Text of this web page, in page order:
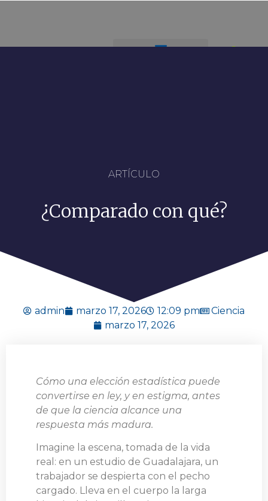
ARTÍCULO
¿Comparado con qué?
admin marzo 17, 2026 12:09 pm
Ciencia
marzo 17, 2026
Cómo una elección estadística puede
convertirse en ley, y en estigma, antes
de que la ciencia alcance una
respuesta más madura.
Imagine la escena, tomada de la vida
real: en un estudio de Guadalajara, un
trabajador se despierta con el pecho
cargado. Lleva en el cuerpo la larga